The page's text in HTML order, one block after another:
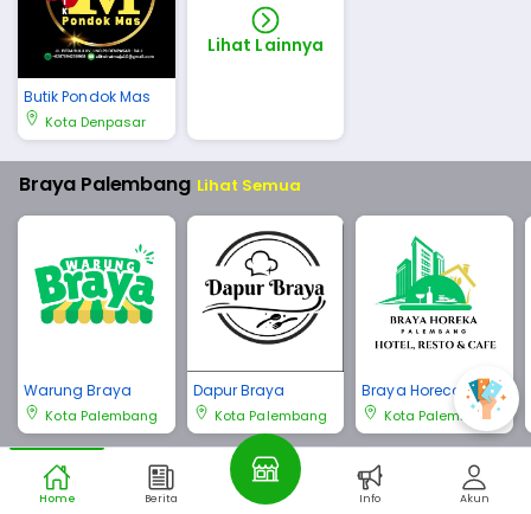
Butik Pondok Mas
Kota Denpasar
Lihat Lainnya
Braya Palembang Lihat Semua
Warung Braya
Kota Palembang
Dapur Braya
Kota Palembang
Braya Horeca Pale
mbang
Kota Palembang
Braya Bali Lihat Semua
Home Berita Info Akun